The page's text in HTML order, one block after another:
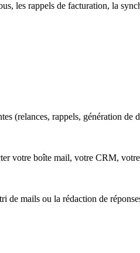
les rappels de facturation, la
(relances, rappels, génération
votre boîte mail, votre CRM,
mails ou la rédaction de